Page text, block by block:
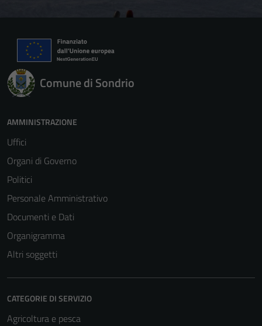
Comune di Sondrio
AMMINISTRAZIONE
Uffici
Organi di Governo
Politici
Personale Amministrativo
Documenti e Dati
Organigramma
Altri soggetti
CATEGORIE DI SERVIZIO
Agricoltura e pesca